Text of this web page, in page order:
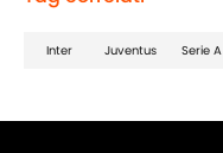
Inter Juventus Serie A